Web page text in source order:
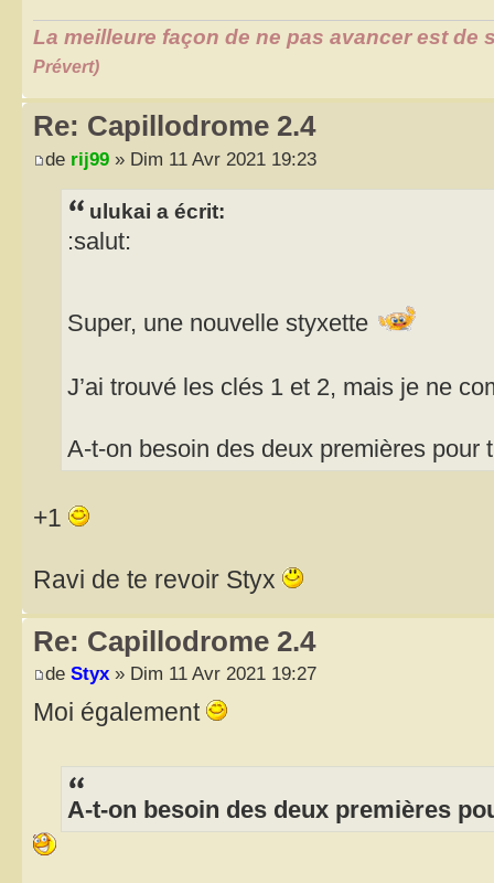
La meilleure façon de ne pas avancer est de
Prévert)
Re: Capillodrome 2.4
de rij99 » Dim 11 Avr 2021 19:23
ulukai a écrit:
:salut:
Super, une nouvelle styxette
J’ai trouvé les clés 1 et 2, mais je ne
A-t-on besoin des deux premières pour
+1
Ravi de te revoir Styx
Re: Capillodrome 2.4
de Styx » Dim 11 Avr 2021 19:27
Moi également
A-t-on besoin des deux premières